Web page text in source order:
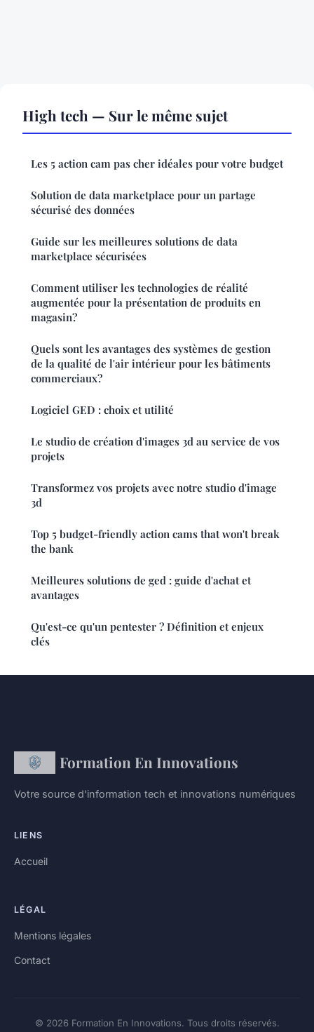
High tech — Sur le même sujet
Les 5 action cam pas cher idéales pour votre budget
Solution de data marketplace pour un partage
sécurisé des données
Guide sur les meilleures solutions de data
marketplace sécurisées
Comment utiliser les technologies de réalité
augmentée pour la présentation de produits en
magasin?
Quels sont les avantages des systèmes de gestion
de la qualité de l'air intérieur pour les bâtiments
commerciaux?
Logiciel GED : choix et utilité
Le studio de création d'images 3d au service de vos
projets
Transformez vos projets avec notre studio d'image
3d
Top 5 budget-friendly action cams that won't break
the bank
Meilleures solutions de ged : guide d'achat et
avantages
Qu'est-ce qu'un pentester ? Définition et enjeux
clés
Formation En Innovations
Votre source d'information tech et innovations numériques
LIENS
Accueil
LÉGAL
Mentions légales
Contact
© 2026 Formation En Innovations. Tous droits réservés.